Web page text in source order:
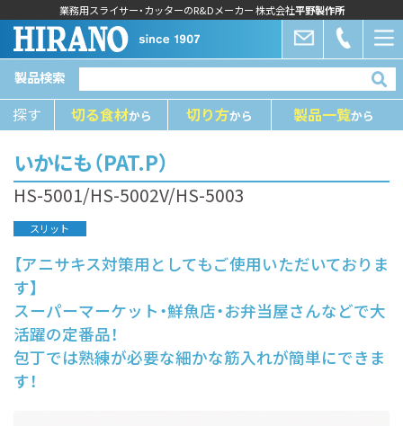
製品検索
探す 切る⾷材から 切り⽅から 製品⼀覧から
業務用スライサー・カッターのR&Dメーカー 株式会社平野製作所
いかにも（PAT.P）
HS-5001/HS-5002V/HS-5003
スリット
【アニサキス対策用としてもご使用いただいておりま
す】
スーパーマーケット・鮮魚店・お弁当屋さんなどで大
活躍の定番品！
包丁では熟練が必要な細かな筋入れが簡単にできま
す！